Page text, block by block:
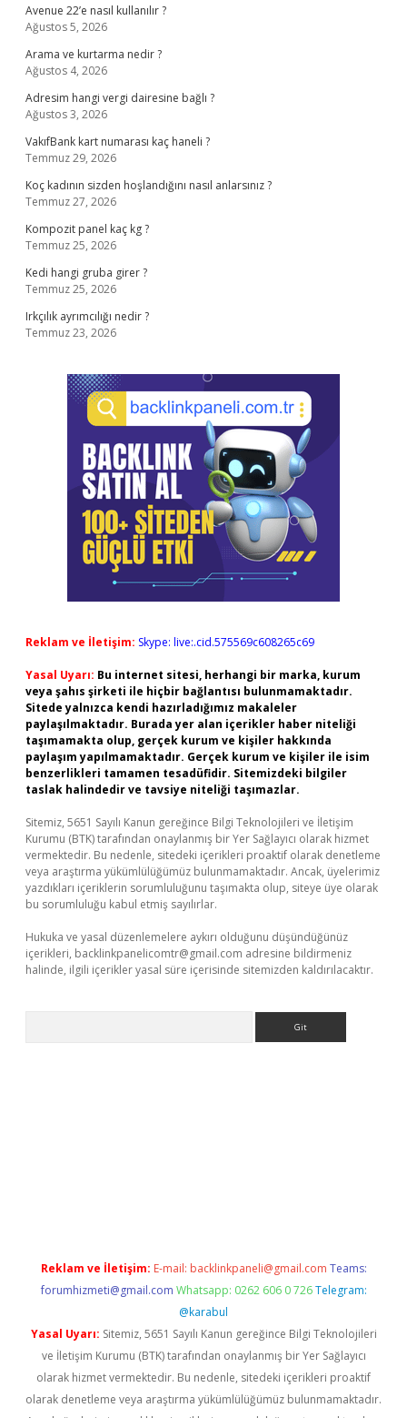
Avenue 22’e nasıl kullanılır ?
Ağustos 5, 2026
Arama ve kurtarma nedir ?
Ağustos 4, 2026
Adresim hangi vergi dairesine bağlı ?
Ağustos 3, 2026
VakıfBank kart numarası kaç haneli ?
Temmuz 29, 2026
Koç kadının sizden hoşlandığını nasıl anlarsınız ?
Temmuz 27, 2026
Kompozit panel kaç kg ?
Temmuz 25, 2026
Kedi hangi gruba girer ?
Temmuz 25, 2026
Irkçılık ayrımcılığı nedir ?
Temmuz 23, 2026
Reklam ve İletişim: Skype: live:.cid.575569c608265c69
Yasal Uyarı: Bu internet sitesi, herhangi bir marka, kurum
veya şahıs şirketi ile hiçbir bağlantısı bulunmamaktadır.
Sitede yalnızca kendi hazırladığımız makaleler
paylaşılmaktadır. Burada yer alan içerikler haber niteliği
taşımamakta olup, gerçek kurum ve kişiler hakkında
paylaşım yapılmamaktadır. Gerçek kurum ve kişiler ile isim
benzerlikleri tamamen tesadüfidir. Sitemizdeki bilgiler
taslak halindedir ve tavsiye niteliği taşımazlar.
Sitemiz, 5651 Sayılı Kanun gereğince Bilgi Teknolojileri ve İletişim
Kurumu (BTK) tarafından onaylanmış bir Yer Sağlayıcı olarak hizmet
vermektedir. Bu nedenle, sitedeki içerikleri proaktif olarak denetleme
veya araştırma yükümlülüğümüz bulunmamaktadır. Ancak, üyelerimiz
yazdıkları içeriklerin sorumluluğunu taşımakta olup, siteye üye olarak
bu sorumluluğu kabul etmiş sayılırlar.
Hukuka ve yasal düzenlemelere aykırı olduğunu düşündüğünüz
içerikleri, backlinkpanelicomtr@gmail.com adresine bildirmeniz
halinde, ilgili içerikler yasal süre içerisinde sitemizden kaldırılacaktır.
Reklam ve İletişim: E-mail: backlinkpaneli@gmail.com Teams:
forumhizmeti@gmail.com Whatsapp: 0262 606 0 726 Telegram:
@karabul
Yasal Uyarı: Sitemiz, 5651 Sayılı Kanun gereğince Bilgi Teknolojileri
ve İletişim Kurumu (BTK) tarafından onaylanmış bir Yer Sağlayıcı
olarak hizmet vermektedir. Bu nedenle, sitedeki içerikleri proaktif
olarak denetleme veya araştırma yükümlülüğümüz bulunmamaktadır.